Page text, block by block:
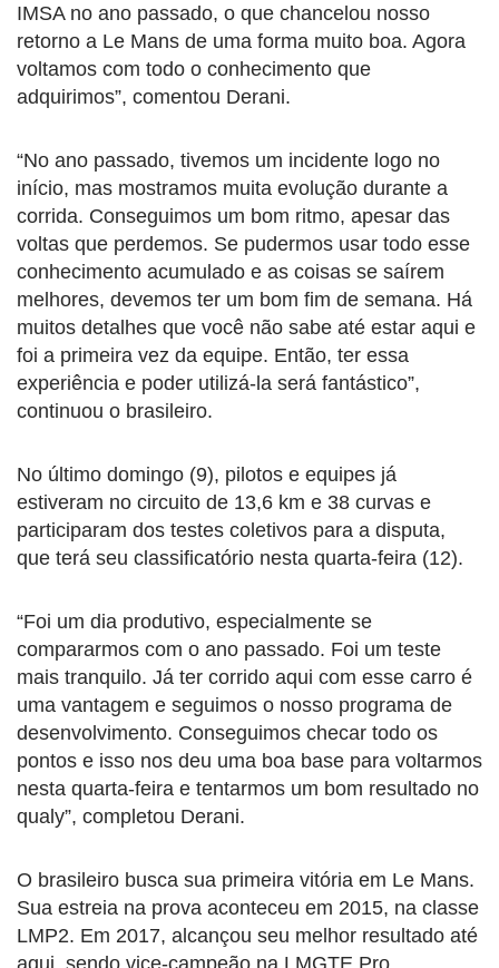
IMSA no ano passado, o que chancelou nosso
retorno a Le Mans de uma forma muito boa. Agora
voltamos com todo o conhecimento que
adquirimos”, comentou Derani.
“No ano passado, tivemos um incidente logo no
início, mas mostramos muita evolução durante a
corrida. Conseguimos um bom ritmo, apesar das
voltas que perdemos. Se pudermos usar todo esse
conhecimento acumulado e as coisas se saírem
melhores, devemos ter um bom fim de semana. Há
muitos detalhes que você não sabe até estar aqui e
foi a primeira vez da equipe. Então, ter essa
experiência e poder utilizá-la será fantástico”,
continuou o brasileiro.
No último domingo (9), pilotos e equipes já
estiveram no circuito de 13,6 km e 38 curvas e
participaram dos testes coletivos para a disputa,
que terá seu classificatório nesta quarta-feira (12).
“Foi um dia produtivo, especialmente se
compararmos com o ano passado. Foi um teste
mais tranquilo. Já ter corrido aqui com esse carro é
uma vantagem e seguimos o nosso programa de
desenvolvimento. Conseguimos checar todo os
pontos e isso nos deu uma boa base para voltarmos
nesta quarta-feira e tentarmos um bom resultado no
qualy”, completou Derani.
O brasileiro busca sua primeira vitória em Le Mans.
Sua estreia na prova aconteceu em 2015, na classe
LMP2. Em 2017, alcançou seu melhor resultado até
aqui, sendo vice-campeão na LMGTE Pro,